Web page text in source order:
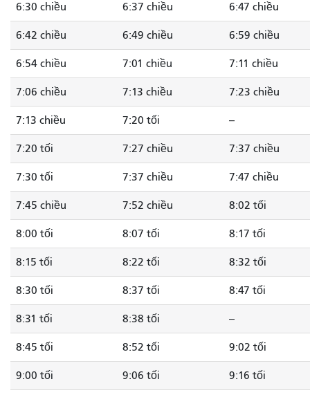
6:30 chiều 6:37 chiều 6:47 chiều
6:42 chiều 6:49 chiều 6:59 chiều
6:54 chiều 7:01 chiều 7:11 chiều
7:06 chiều 7:13 chiều 7:23 chiều
7:13 chiều 7:20 tối --
7:20 tối 7:27 chiều 7:37 chiều
7:30 tối 7:37 chiều 7:47 chiều
7:45 chiều 7:52 chiều 8:02 tối
8:00 tối 8:07 tối 8:17 tối
8:15 tối 8:22 tối 8:32 tối
8:30 tối 8:37 tối 8:47 tối
8:31 tối 8:38 tối --
8:45 tối 8:52 tối 9:02 tối
9:00 tối 9:06 tối 9:16 tối